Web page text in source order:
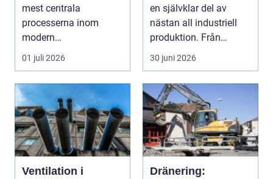
mest centrala
processerna inom
modern
plåtbearbetning. I en
industriregion som ...
01 juli 2026
en självklar del av
nästan all industriell
produktion. Från
stenbrott och åte...
30 juni 2026
Ventilation i
Dränering: